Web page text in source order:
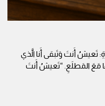
تَعيشُ أَنتَ وَتَبقى أَنا الَّذي
مَعَ المَطلَعِ. “تَعيشُ أَنتَ